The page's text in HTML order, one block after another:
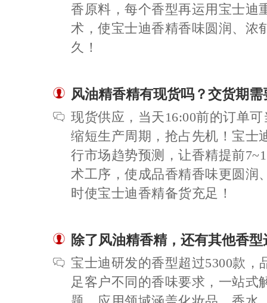
香原料，每个香型再运用宝士迪
术，使宝士迪香精香味圆润、浓
久！
风油精香精有现货吗？交货期需
现货供应，当天16:00前的订单
缩短生产周期，抢占先机！宝士
行市场趋势预测，让香精提前
术工序，使成品香精香味更圆润
时使宝士迪香精备货充足！
除了风油精香精，还有其他香型
宝士迪研发的香型超过5300款，
足客户不同的香味要求，一站式